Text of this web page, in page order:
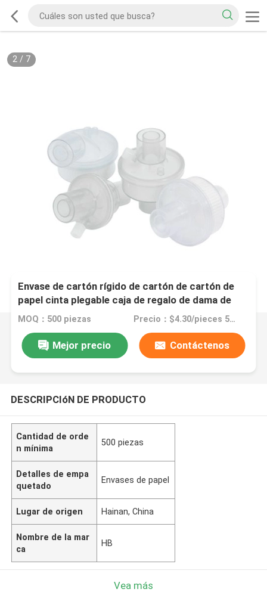
2/ 7
Envase de cartón rígido de cartón de cartón de
papel cinta plegable caja de regalo de dama de
honor
MOQ：500 piezas Precio：$4.30/pieces 500-999 pieces
Mejor precio Contáctenos
DESCRIPCIóN DE PRODUCTO
Cantidad de orde
n mínima
500 piezas
Detalles de empa
quetado
Envases de papel
Lugar de origen Hainan, China
Nombre de la mar
ca
HB
Vea más